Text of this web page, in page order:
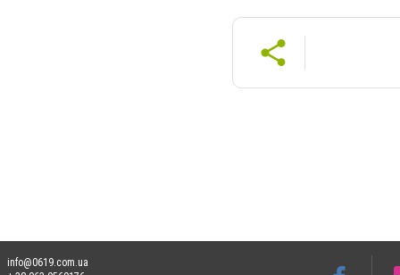
info@0619.com.ua